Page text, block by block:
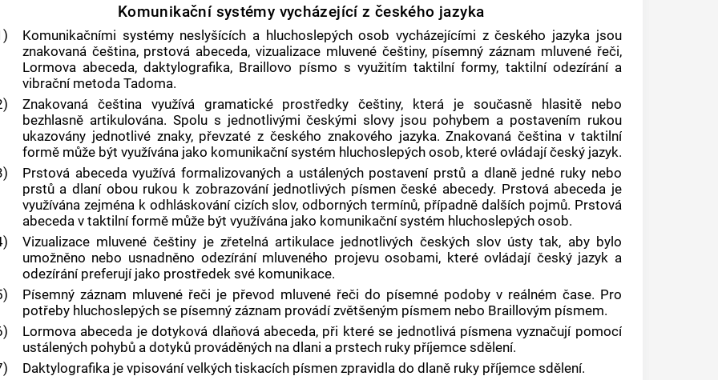
Komunikační systémy vycházející z českého jazyka
Komunikačními systémy neslyšících a hluchoslepých osob vycházejícími z českého jazyka jsou
znakovaná čeština, prstová abeceda, vizualizace mluvené češtiny, písemný záznam mluvené řeči,
Lormova abeceda, daktylografika, Braillovo písmo s využitím taktilní formy, taktilní odezírání a
vibrační metoda Tadoma.
Znakovaná čeština využívá gramatické prostředky češtiny, která je současně hlasitě nebo
bezhlasně artikulována. Spolu s jednotlivými českými slovy jsou pohybem a postavením rukou
ukazovány jednotlivé znaky, převzaté z českého znakového jazyka. Znakovaná čeština v taktilní
formě může být využívána jako komunikační systém hluchoslepých osob, které ovládají český jazyk.
Prstová abeceda využívá formalizovaných a ustálených postavení prstů a dlaně jedné ruky nebo
prstů a dlaní obou rukou k zobrazování jednotlivých písmen české abecedy. Prstová abeceda je
využívána zejména k odhláskování cizích slov, odborných termínů, případně dalších pojmů. Prstová
abeceda v taktilní formě může být využívána jako komunikační systém hluchoslepých osob.
Vizualizace mluvené češtiny je zřetelná artikulace jednotlivých českých slov ústy tak, aby bylo
umožněno nebo usnadněno odezírání mluveného projevu osobami, které ovládají český jazyk a
odezírání preferují jako prostředek své komunikace.
Písemný záznam mluvené řeči je převod mluvené řeči do písemné podoby v reálném čase. Pro
potřeby hluchoslepých se písemný záznam provádí zvětšeným písmem nebo Braillovým písmem.
Lormova abeceda je dotyková dlaňová abeceda, při které se jednotlivá písmena vyznačují pomocí
ustálených pohybů a dotyků prováděných na dlani a prstech ruky příjemce sdělení.
Daktylografika je vpisování velkých tiskacích písmen zpravidla do dlaně ruky příjemce sdělení.